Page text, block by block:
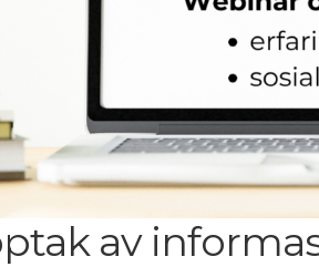
av